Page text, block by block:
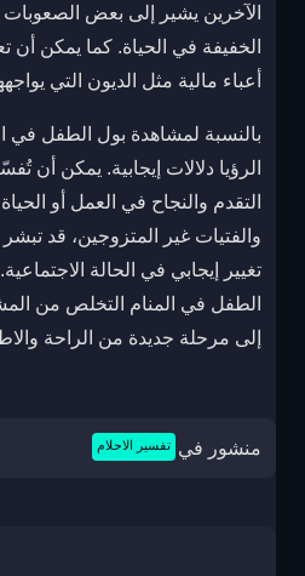
الآخرين يشير إلى بعض الصعوبات
الخفيفة في الحياة. كما يمكن أن
أعباء مالية مثل الديون التي
بالنسبة لمشاهدة بول الطفل في
الرؤيا دلالات إيجابية. يمكن أن
التقدم والنجاح في العمل أو
والفتيات غير المتزوجين، قد تبشر
تغيير إيجابي في الحالة
الطفل في المنام التخلص من
إلى مرحلة جديدة من الراحة
منشور في تفسير الاحلام